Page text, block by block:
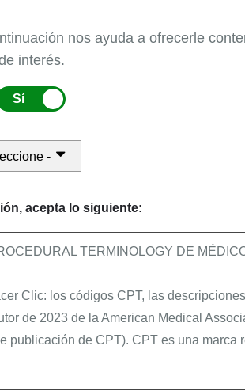
al momento: Servicios
(IOM) de CMS
contienen instrucciones
pautas, modelos y directivas.
información específica para los
100-02 - Manual de Políticas de
100-04 - Manual de
de rehabilitación ambulatoria de la
nos ayuda a ofrecerle
interés.
Sí
acepta lo siguiente:
TERMINOLOGY DE
Clic: los códigos CPT, las
de 2023 de la American Medical
publicación de CPT). CPT es una marca